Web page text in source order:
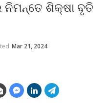
ଶିକ୍ଷା ବୃତି
Mar 21, 2024